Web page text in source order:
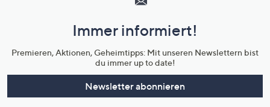
Unternehmensinformationen
Immer informiert!
Premieren, Aktionen, Geheimtipps: Mit unseren Newslettern bist
du immer up to date!
Newsletter abonnieren